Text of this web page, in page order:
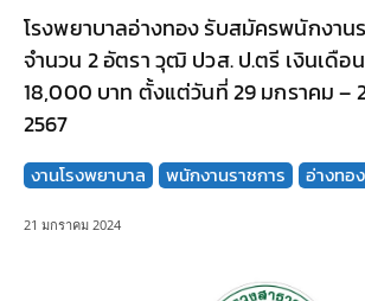
โรงพยาบาลอ่างทอง รับสมัครพนักงาน
จำนวน 2 อัตรา วุฒิ ปวส. ป.ตรี เงินเดือ
18,000 บาท ตั้งแต่วันที่ 29 มกราคม –
2567
งานโรงพยาบาล พนักงานราชการ อ่างทอง
21 มกราคม 2024